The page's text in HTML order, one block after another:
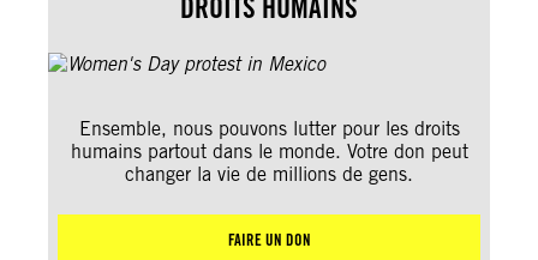
DROITS HUMAINS
Ensemble, nous pouvons lutter pour les droits
humains partout dans le monde. Votre don peut
changer la vie de millions de gens.
FAIRE UN DON